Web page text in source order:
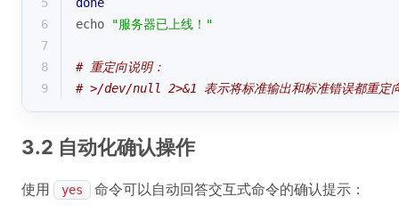
6
echo
"服务器已上线！"
7
8
# 重定向说明：
9
# >/dev/null 2>&1 表示将标准输出和标准错误都重定
3.2 自动化确认操作
使用 yes 命令可以自动回答交互式命令的确认提示：